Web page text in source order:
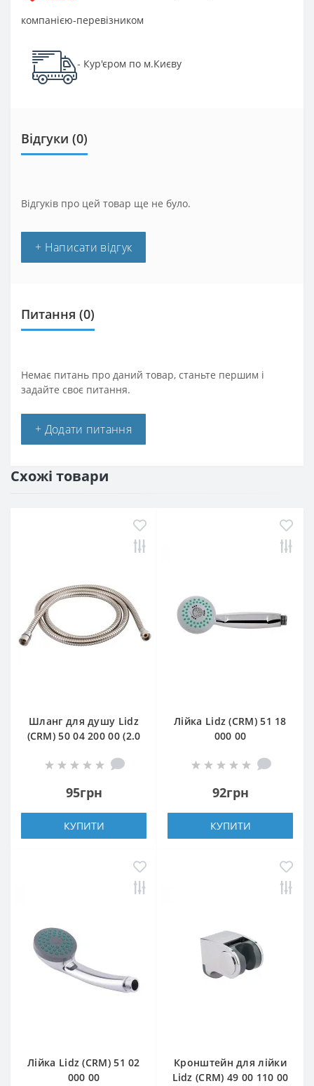
компанією-перевізником
- Кур'єром по м.Києву
Відгуки (0)
Відгуків про цей товар ще не було.
+ Написати відгук
Питання (0)
Немає питань про даний товар, станьте першим і
задайте своє питання.
+ Додати питання
Схожі товари
Шланг для душу Lidz
(CRM) 50 04 200 00 (2.0
95грн
КУПИТИ
Лійка Lidz (CRM) 51 18
000 00
92грн
КУПИТИ
Лійка Lidz (CRM) 51 02
000 00
Кронштейн для лійки
Lidz (CRM) 49 00 110 00